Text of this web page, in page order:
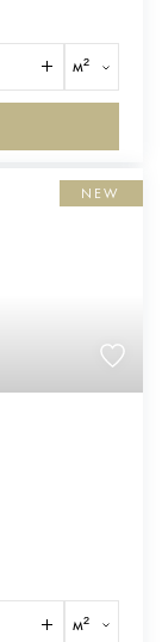
м²
NEW
м²